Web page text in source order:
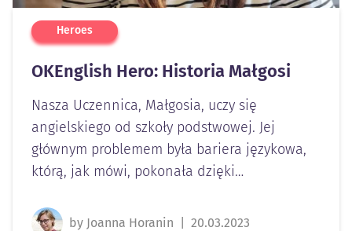
Heroes
OKEnglish Hero: Historia Małgosi
Nasza Uczennica, Małgosia, uczy się
angielskiego od szkoły podstwowej. Jej
głównym problemem była bariera językowa,
którą, jak mówi, pokonała dzięki…
by Joanna Horanin 20.03.2023